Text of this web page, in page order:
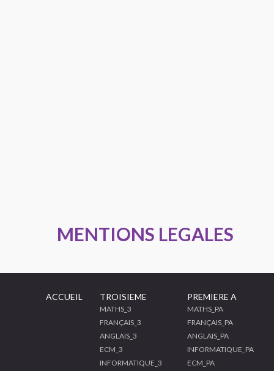
MENTIONS LEGALES
ACCUEIL TROISIEME
MATHS_3
FRANÇAIS_3
ANGLAIS_3
ECM_3
INFORMATIQUE_3
PREMIERE A
MATHS_PA
FRANÇAIS_PA
ANGLAIS_PA
INFORMATIQUE_PA
ECM_PA